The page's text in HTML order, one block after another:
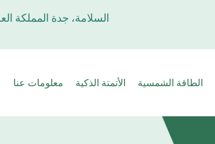
السلامة، جدة المملكة
معلومات عنا الأتمتة الذكية الطاقة الشمسية